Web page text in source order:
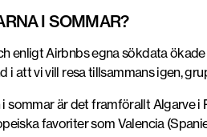
I SOMMAR?
enligt Airbnbs egna sökdata
i att vi vill resa tillsammans igen,
sommar är det framförallt
favoriter som Valencia